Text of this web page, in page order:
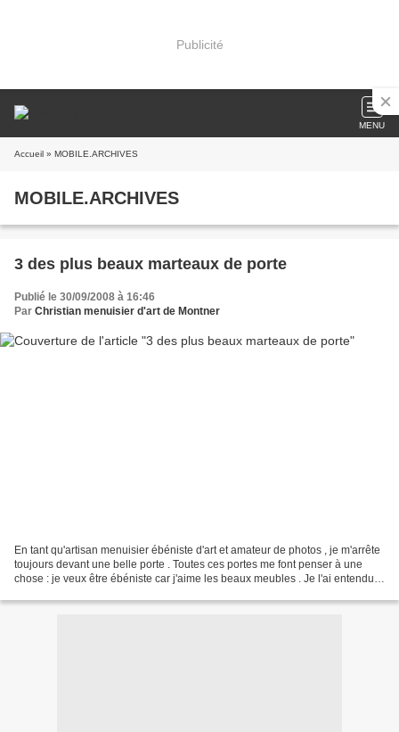
Publicité
MENU
Accueil » MOBILE.ARCHIVES
MOBILE.ARCHIVES
3 des plus beaux marteaux de porte
Publié le 30/09/2008 à 16:46
Par Christian menuisier d'art de Montner
En tant qu'artisan menuisier ébéniste d'art et amateur de photos , je m'arrête
toujours devant une belle porte . Toutes ces portes me font penser à une
chose : je veux être ébéniste car j'aime les beaux meubles . Je l'ai entendu